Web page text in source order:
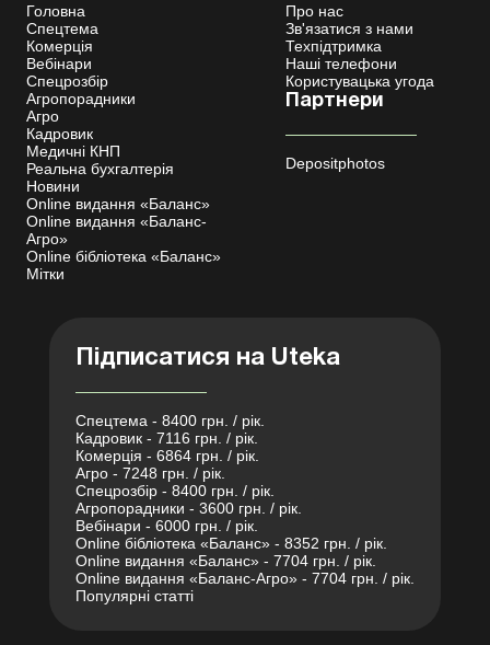
Головна
Спецтема
Комерція
Вебінари
Спецрозбір
Агропорадники
Агро
Кадровик
Медичні КНП
Реальна бухгалтерія
Новини
Online видання «Баланс»
Online видання «Баланс-
Агро»
Online бібліотека «Баланс»
Мітки
Про нас
Зв'язатися з нами
Техпідтримка
Наші телефони
Користувацька угода
Партнери
Depositphotos
Підписатися на Uteka
Спецтема - 8400 грн. / рік.
Кадровик - 7116 грн. / рік.
Комерція - 6864 грн. / рік.
Агро - 7248 грн. / рік.
Спецрозбір - 8400 грн. / рік.
Агропорадники - 3600 грн. / рік.
Вебінари - 6000 грн. / рік.
Online бібліотека «Баланс» - 8352 грн. / рік.
Online видання «Баланс» - 7704 грн. / рік.
Online видання «Баланс-Агро» - 7704 грн. / рік.
Популярні статті